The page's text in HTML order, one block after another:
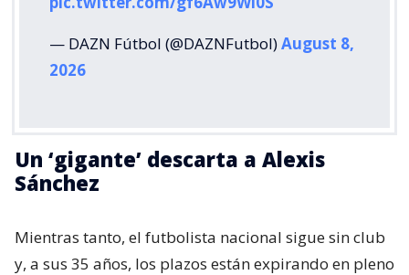
— DAZN Fútbol (@DAZNFutbol)August 8,
2026
Un ‘gigante’ descarta a Alexis
Sánchez
Mientras tanto, el futbolista nacional sigue sin club
y, a sus 35 años, los plazos están expirando en pleno